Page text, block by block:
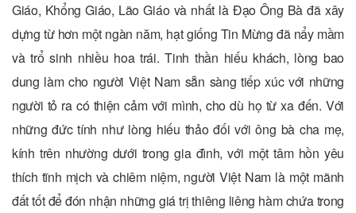
Giáo, Khổng Giáo, Lão Giáo và nhất là Đạo Ông Bà đã xây
dựng từ hơn một ngàn năm, hạt giống Tin Mừng đã nẩy mầm
và trổ sinh nhiều hoa trái. Tinh thần hiếu khách, lòng bao
dung làm cho người Việt Nam sẵn sàng tiếp xúc với những
người tỏ ra có thiện cảm với mình, cho dù họ từ xa đến. Với
những đức tính như lòng hiếu thảo đối với ông bà cha mẹ,
kính trên nhường dưới trong gia đình, với một tâm hồn yêu
thích tĩnh mịch và chiêm niệm, người Việt Nam là một mãnh
đất tốt để đón nhận những giá trị thiêng liêng hàm chứa trong